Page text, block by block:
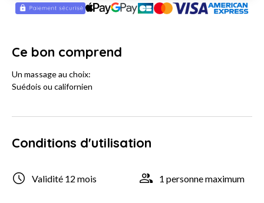
Ce bon comprend
Un massage au choix:
Suédois ou californien
Conditions d'utilisation
Validité 12 mois 1 personne maximum